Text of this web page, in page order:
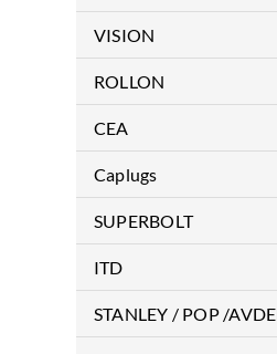
鉸鏈
顯示螢幕支臂
伺服器水冷散熱機構件
案
EMI Gaskets & Shielding
Products
VISION
雷射焊接機
ROLLON
導軌
CEA
ARC WELDING
RESISTANCE WELDING
Caplugs
保護蓋/保護塞
SUPERBOLT
超級螺母
ITD
德國品牌醫療推車
STANLEY / POP /